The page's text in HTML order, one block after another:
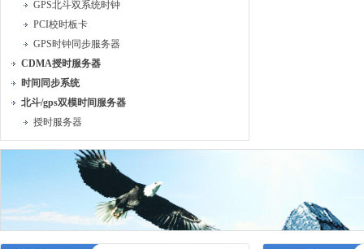
GPS北斗双系统时钟
PCI校时板卡
GPS时钟同步服务器
CDMA授时服务器
时间同步系统
北斗/gps双模时间服务器
授时服务器